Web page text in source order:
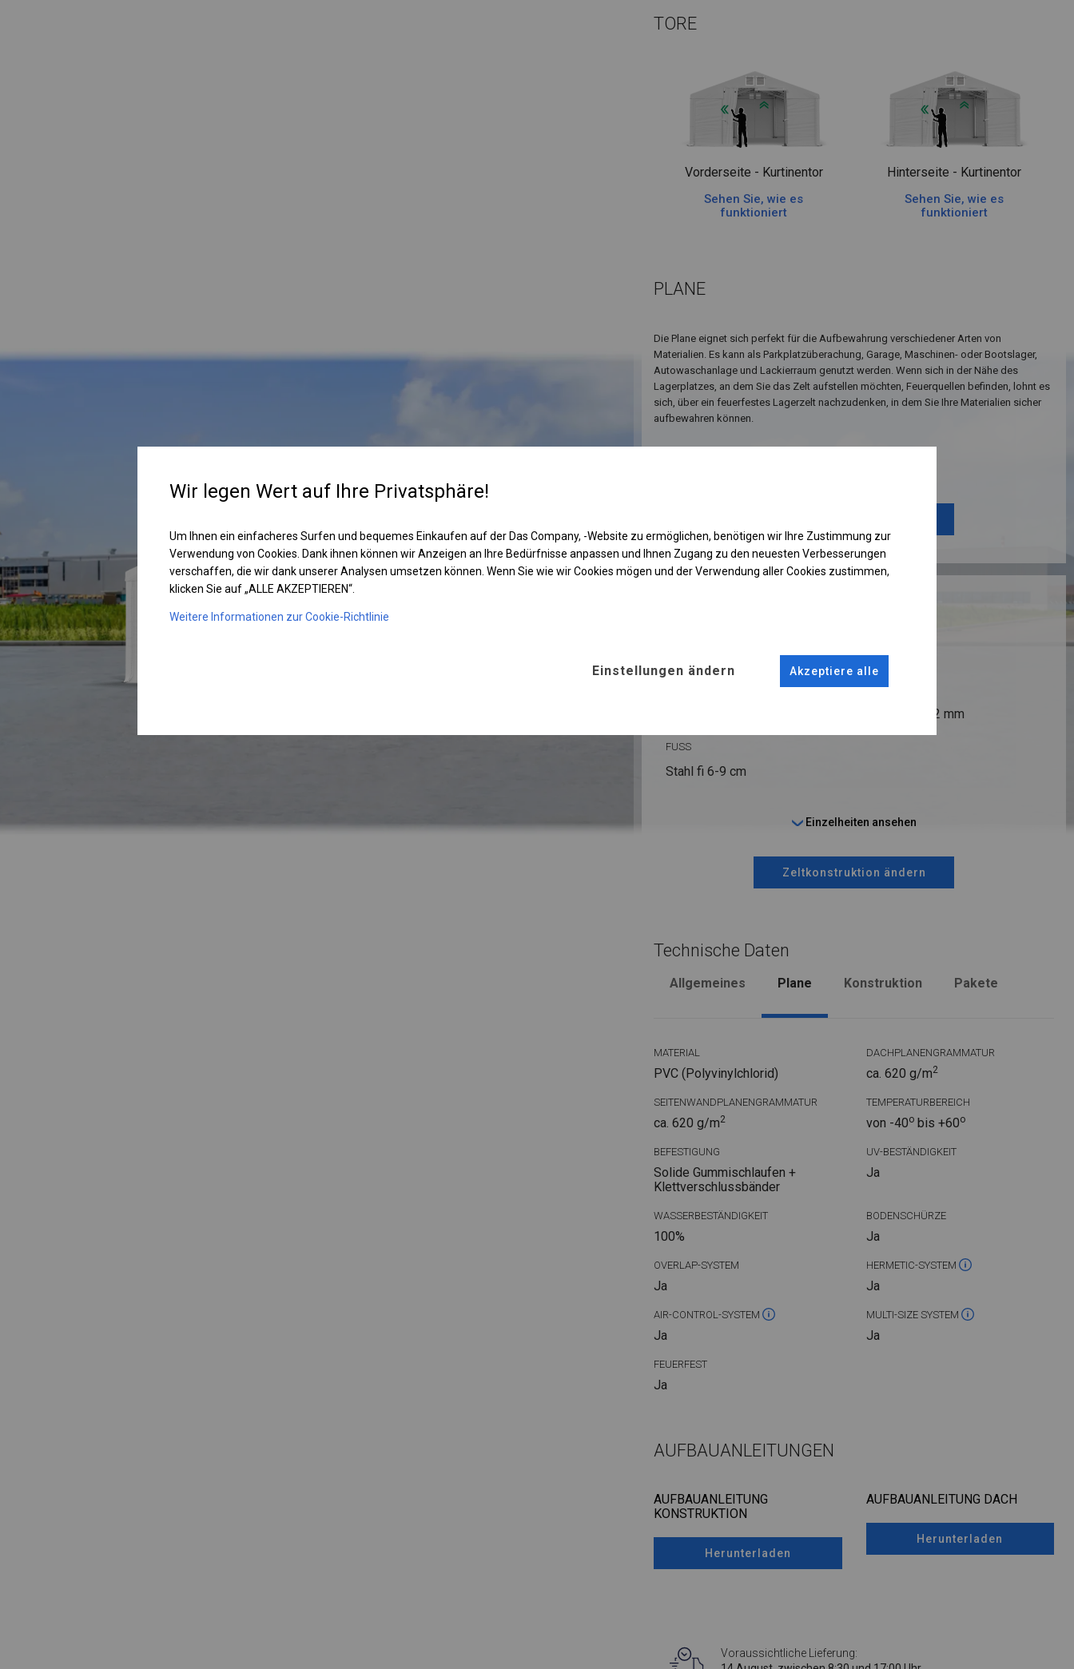
TORE
Vorderseite - Kurtinentor
Sehen Sie, wie es
funktioniert
Hinterseite - Kurtinentor
Sehen Sie, wie es
funktioniert
PLANE
Die Plane eignet sich perfekt für die Aufbewahrung verschiedener Arten von
Materialien. Es kann als Parkplatzüberachung, Garage, Maschinen- oder Bootslager,
Autowaschanlage und Lackierraum genutzt werden. Wenn sich in der Nähe des
Lagerplatzes, an dem Sie das Zelt aufstellen möchten, Feuerquellen befinden, lohnt es
sich, über ein feuerfestes Lagerzelt nachzudenken, in dem Sie Ihre Materialien sicher
aufbewahren können.
ANSCHLÜSSE
fi 42 mm
FUSS
Stahl fi 6-9 cm
Einzelheiten ansehen
Zeltkonstruktion ändern
Technische Daten
Allgemeines Plane Konstruktion Pakete
MATERIAL
PVC (Polyvinylchlorid)
DACHPLANENGRAMMATUR
ca. 620 g/m2
SEITENWANDPLANENGRAMMATUR
ca. 620 g/m2
TEMPERATURBEREICH
von -40obis +60o
BEFESTIGUNG
Solide Gummischlaufen +
Klettverschlussbänder
UV-BESTÄNDIGKEIT
Ja
WASSERBESTÄNDIGKEIT
100%
BODENSCHÜRZE
Ja
OVERLAP-SYSTEM
Ja
HERMETIC-SYSTEM
Ja
AIR-CONTROL-SYSTEM
Ja
MULTI-SIZE SYSTEM
Ja
FEUERFEST
Ja
AUFBAUANLEITUNGEN
AUFBAUANLEITUNG
KONSTRUKTION
Herunterladen
AUFBAUANLEITUNG DACH
Herunterladen
Voraussichtliche Lieferung:
Wir legen Wert auf Ihre Privatsphäre!
Um Ihnen ein einfacheres Surfen und bequemes Einkaufen auf der Das Company, -Website zu ermöglichen, benötigen wir Ihre Zustimmung zur
Verwendung von Cookies. Dank ihnen können wir Anzeigen an Ihre Bedürfnisse anpassen und Ihnen Zugang zu den neuesten Verbesserungen
verschaffen, die wir dank unserer Analysen umsetzen können. Wenn Sie wie wir Cookies mögen und der Verwendung aller Cookies zustimmen,
klicken Sie auf „ALLE AKZEPTIEREN“.
Weitere Informationen zur Cookie-Richtlinie
Einstellungen ändern Akzeptiere alle